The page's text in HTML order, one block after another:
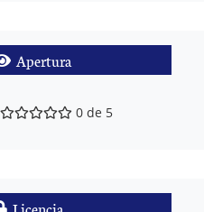
Apertura
0 de 5
Licencia